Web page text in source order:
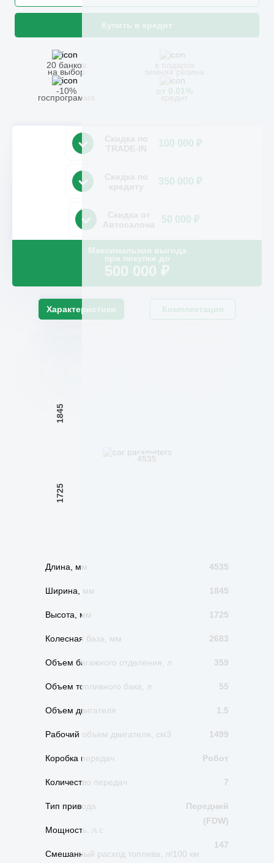
Купить в кредит
20 банков
на выбор
-10%
госпрограмма
от 0.01%
100 000 ₽
350 000 ₽
50 000 ₽
Максимальная выгода
при покупке до
500 000 ₽
Характеристики Комплектация
1845
1725
Длина, мм
Ширина, мм
Высота, мм
Колесная база, мм
Объем багажного отделения, л
Объем топливного бака, л
Объем двигателя
Рабочий объем двигателя, см3
Коробка передач
Количество передач
4535
1845
1725
2683
359
55
1.5
1499
Робот
7
Тип привода
Мощность, л.с
Смешанный расход топлива, л/100 км
Передний
(FDW)
147